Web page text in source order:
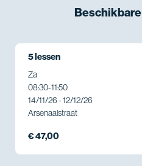
Beschikbare
5 lessen
Za
08:30-11:50
14/11/26 - 12/12/26
Arsenaalstraat
€ 47,00